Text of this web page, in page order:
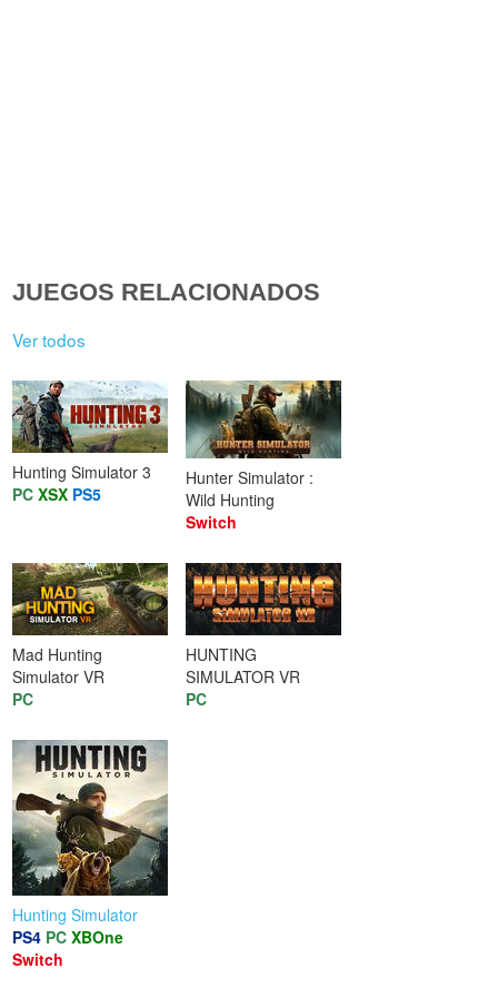
JUEGOS RELACIONADOS
Ver todos
Hunting Simulator 3
PC XSX PS5
Hunter Simulator :
Wild Hunting
Switch
Mad Hunting
Simulator VR
PC
HUNTING
SIMULATOR VR
PC
Hunting Simulator
PS4 PC XBOne
Switch